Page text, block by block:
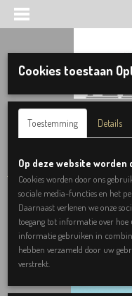
Inloggen Registreren
Home >Halsbanden>Aquablauw
Cookies toestaan
Toestemming Details
Op deze website worden
Cookies worden door ons
sociale media-functies en het
Daarnaast verlenen we onze
toegang tot informatie over hoe
informatie gebruiken in
hebben verzameld door uw
verstrekt.